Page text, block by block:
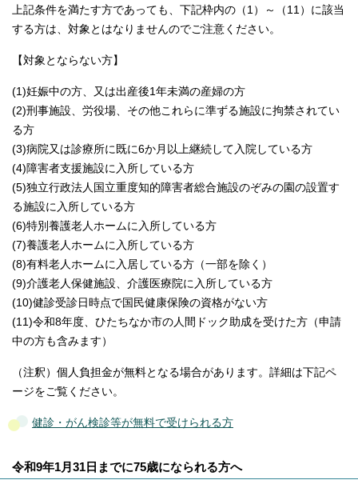
上記条件を満たす方であっても、下記枠内の（1）～（11）に該当
する方は、対象とはなりませんのでご注意ください。
【対象とならない方】
(1)妊娠中の方、又は出産後1年未満の産婦の方
(2)刑事施設、労役場、その他これらに準ずる施設に拘禁されてい
る方
(3)病院又は診療所に既に6か月以上継続して入院している方
(4)障害者支援施設に入所している方
(5)独立行政法人国立重度知的障害者総合施設のぞみの園の設置す
る施設に入所している方
(6)特別養護老人ホームに入所している方
(7)養護老人ホームに入所している方
(8)有料老人ホームに入居している方（一部を除く）
(9)介護老人保健施設、介護医療院に入所している方
(10)健診受診日時点で国民健康保険の資格がない方
(11)令和8年度、ひたちなか市の人間ドック助成を受けた方（申請
中の方も含みます）
（注釈）個人負担金が無料となる場合があります。詳細は下記ペ
ージをご覧ください。
健診・がん検診等が無料で受けられる方
令和9年1月31日までに75歳になられる方へ